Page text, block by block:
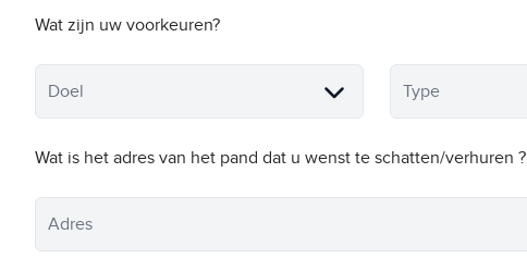
Wat zijn uw voorkeuren?
Doel Type
Wat is het adres van het pand dat u wenst te schatten/verhuren ?
Adres